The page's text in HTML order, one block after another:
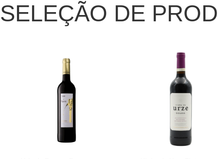
SELEÇÃO DE